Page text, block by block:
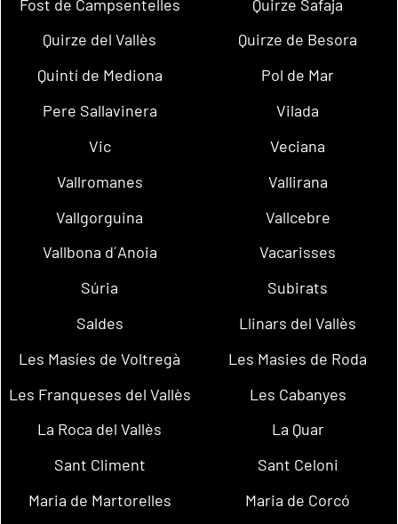
Fost de Campsentelles
Quirze Safaja
Quirze del Vallès
Quirze de Besora
Quintí de Mediona
Pol de Mar
Pere Sallavinera
Vilada
Vic
Veciana
Vallromanes
Vallirana
Vallgorguina
Vallcebre
Vallbona d´Anoia
Vacarisses
Súria
Subirats
Saldes
Llinars del Vallès
Les Masíes de Voltregà
Les Masies de Roda
Les Franqueses del Vallès
Les Cabanyes
La Roca del Vallès
La Quar
Sant Climent
Sant Celoni
Maria de Martorelles
Maria de Corcó